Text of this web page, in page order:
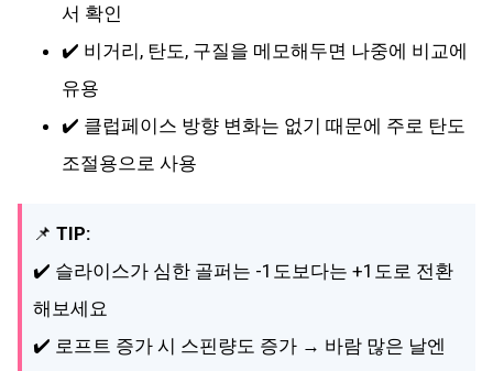
서 확인
✔️ 비거리, 탄도, 구질을 메모해두면 나중에 비교에
유용
✔️ 클럽페이스 방향 변화는 없기 때문에 주로 탄도
조절용으로 사용
📌 TIP:
✔️ 슬라이스가 심한 골퍼는 -1도보다는 +1도로 전환
해보세요
✔️ 로프트 증가 시 스핀량도 증가 → 바람 많은 날엔